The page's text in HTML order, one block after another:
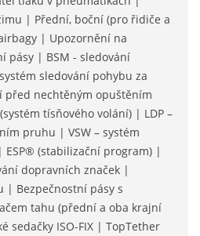
| Přední, boční (pro řidiče a
| Upozornění na
pásy | BSM - sledování
sledování pohybu za
před nechtěným opuštěním
tísňového volání) | LDP –
pruhu | VSW – systém
(stabilizační program) |
dopravních značek |
| Bezpečnostní pásy s
tahu (přední a oba krajní
sedačky ISO-FIX | TopTether